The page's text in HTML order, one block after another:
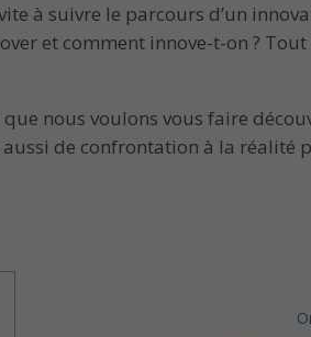
à suivre le parcours d’un
et comment innove-t-on ?
que nous voulons vous faire
de confrontation à la